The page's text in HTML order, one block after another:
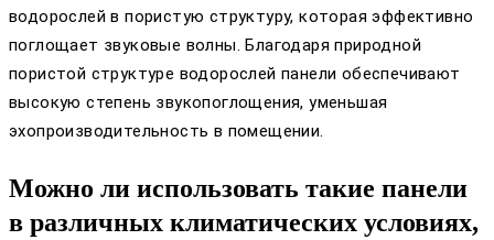
водорослей в пористую структуру, которая эффективно
поглощает звуковые волны. Благодаря природной
пористой структуре водорослей панели обеспечивают
высокую степень звукопоглощения, уменьшая
эхопроизводительность в помещении.
Можно ли использовать такие панели
в различных климатических условиях,